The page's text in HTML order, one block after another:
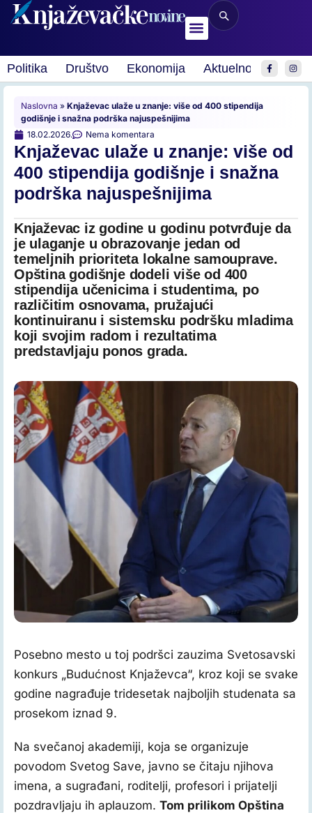
Politika Društvo Ekonomija Aktuelnosti Sport
Naslovna » Knjaževac ulaže u znanje: više od 400 stipendija
godišnje i snažna podrška najuspešnijima
18.02.2026.
Nema komentara
Knjaževac ulaže u znanje: više od
400 stipendija godišnje i snažna
podrška najuspešnijima
Knjaževac iz godine u godinu potvrđuje da
je ulaganje u obrazovanje jedan od
temeljnih prioriteta lokalne samouprave.
Opština godišnje dodeli više od 400
stipendija učenicima i studentima, po
različitim osnovama, pružajući
kontinuiranu i sistemsku podršku mladima
koji svojim radom i rezultatima
predstavljaju ponos grada.
Posebno mesto u toj podršci zauzima Svetosavski
konkurs „Budućnost Knjaževca“, kroz koji se svake
godine nagrađuje tridesetak najboljih studenata sa
prosekom iznad 9.
Na svečanoj akademiji, koja se organizuje
povodom Svetog Save, javno se čitaju njihova
imena, a sugrađani, roditelji, profesori i prijatelji
pozdravljaju ih aplauzom. Tom prilikom Opština